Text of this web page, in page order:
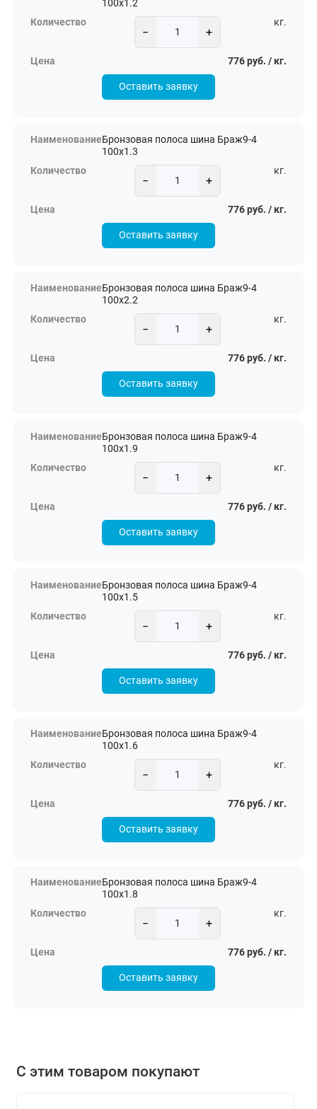
100х1.2
− +
кг.
776 руб. / кг.
Оставить заявку
Бронзовая полоса шина Браж9-4
100х1.3
− +
кг.
776 руб. / кг.
Оставить заявку
Бронзовая полоса шина Браж9-4
100х2.2
− +
кг.
776 руб. / кг.
Оставить заявку
Бронзовая полоса шина Браж9-4
100х1.9
− +
кг.
776 руб. / кг.
Оставить заявку
Бронзовая полоса шина Браж9-4
100х1.5
− +
кг.
776 руб. / кг.
Оставить заявку
Бронзовая полоса шина Браж9-4
100х1.6
− +
кг.
776 руб. / кг.
Оставить заявку
Бронзовая полоса шина Браж9-4
100х1.8
− +
кг.
776 руб. / кг.
Оставить заявку
С этим товаром покупают